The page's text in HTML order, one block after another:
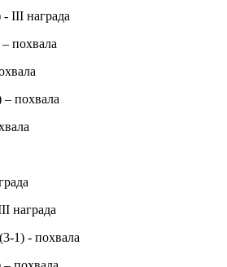
- III награда
похвала
похвала
награда
1) - похвала